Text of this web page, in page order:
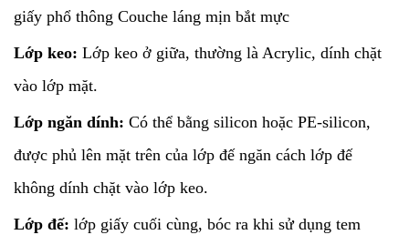
giấy phổ thông Couche láng mịn bắt mực
Lớp keo: Lớp keo ở giữa, thường là Acrylic, dính chặt
vào lớp mặt.
Lớp ngăn dính: Có thể bằng silicon hoặc PE-silicon,
được phủ lên mặt trên của lớp đế ngăn cách lớp đế
không dính chặt vào lớp keo.
Lớp đế: lớp giấy cuối cùng, bóc ra khi sử dụng tem